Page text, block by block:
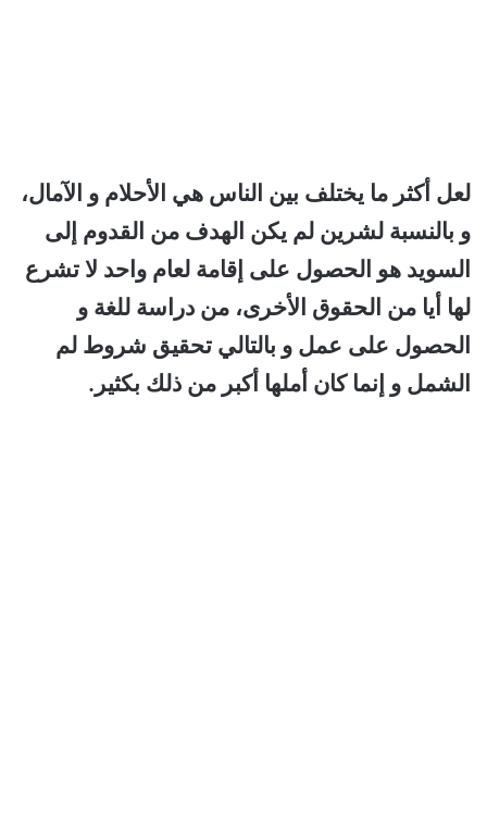
لعل أكثر ما يختلف بين الناس هي الأحلام و الآمال،
و بالنسبة لشرين لم يكن الهدف من القدوم إلى
السويد هو الحصول على إقامة لعام واحد لا تشرع
لها أيا من الحقوق الأخرى، من دراسة للغة و
الحصول على عمل و بالتالي تحقيق شروط لم
الشمل و إنما كان أملها أكبر من ذلك بكثير.